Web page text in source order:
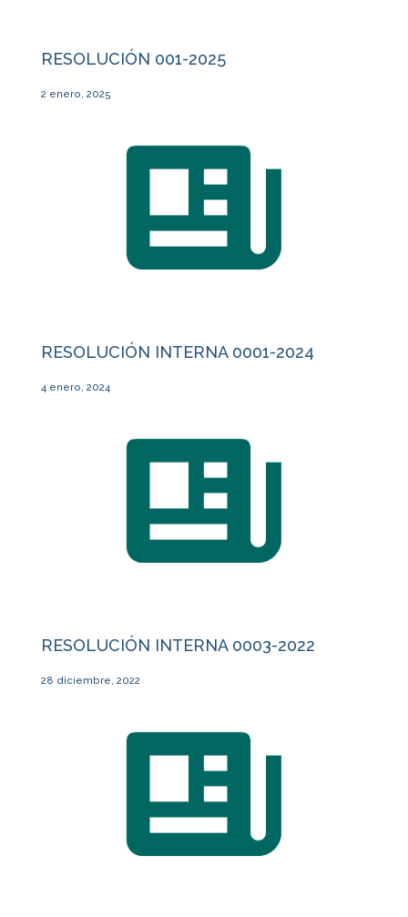
RESOLUCIÓN 001-2025
2 enero, 2025
RESOLUCIÓN INTERNA 0001-2024
4 enero, 2024
RESOLUCIÓN INTERNA 0003-2022
28 diciembre, 2022